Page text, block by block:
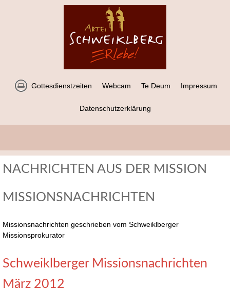
Gottesdienstzeiten Webcam Te Deum Impressum
Datenschutzerklärung
NACHRICHTEN AUS DER MISSION
MISSIONSNACHRICHTEN
Missionsnachrichten geschrieben vom Schweiklberger
Missionsprokurator
Schweiklberger Missionsnachrichten
März 2012